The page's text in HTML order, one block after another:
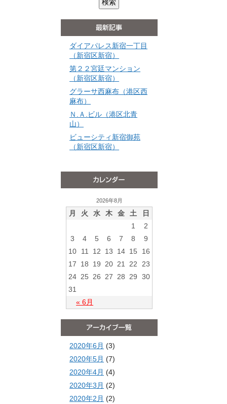
ダイアパレス新宿一丁目
（新宿区新宿）
第２２宮廷マンション
（新宿区新宿）
グラーサ西麻布（港区西
麻布）
Ｎ.Ａ.ビル（港区北青
山）
ビューシティ新宿御苑
（新宿区新宿）
2026年8月
月 火 水 木 金 土 日
« 6月
1
2
3
4 5 6 7 8
9
10
11 12 13 14 15
16
17
18 19 20 21 22
23
24 25 26 27 28 29
30
31
2020年6月 (3)
2020年5月 (7)
2020年4月 (4)
2020年3月 (2)
2020年2月 (2)